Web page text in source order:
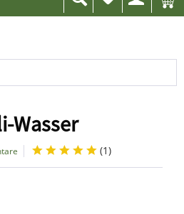
Wunschliste
Wasser
(1)